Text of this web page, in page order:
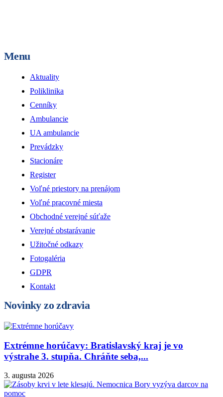
Menu
Aktuality
Poliklinika
Cenníky
Ambulancie
UA ambulancie
Prevádzky
Stacionáre
Register
Voľné priestory na prenájom
Voľné pracovné miesta
Obchodné verejné súťaže
Verejné obstarávanie
Užitočné odkazy
Fotogaléria
GDPR
Kontakt
Novinky zo zdravia
Extrémne horúčavy: Bratislavský kraj je vo
výstrahe 3. stupňa. Chráňte seba,...
3. augusta 2026